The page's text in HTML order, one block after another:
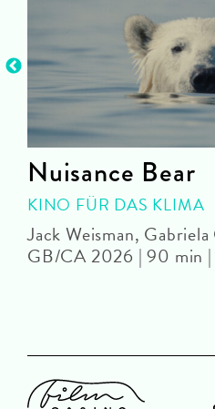
Nuisance Bear
KINO FÜR DAS KLIMA
Jack Weisman,
GB/CA 2026 | 90 min